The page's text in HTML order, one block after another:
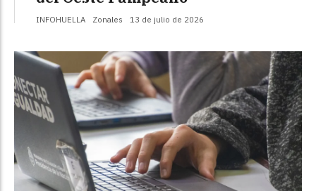
INFOHUELLA Zonales 13 de julio de 2026